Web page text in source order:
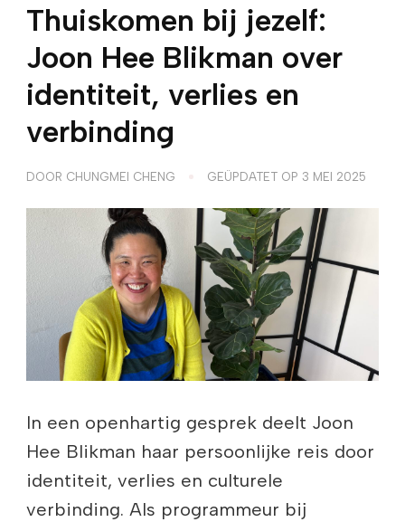
Thuiskomen bij jezelf:
Joon Hee Blikman over
identiteit, verlies en
verbinding
DOOR CHUNGMEI CHENG GEÜPDATET OP 3 MEI 2025
In een openhartig gesprek deelt Joon
Hee Blikman haar persoonlijke reis door
identiteit, verlies en culturele
verbinding. Als programmeur bij